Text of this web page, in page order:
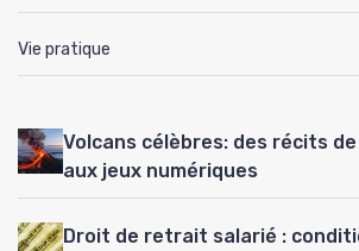
Vie pratique
Volcans célèbres: des récits
aux jeux numériques
Droit de retrait salarié :